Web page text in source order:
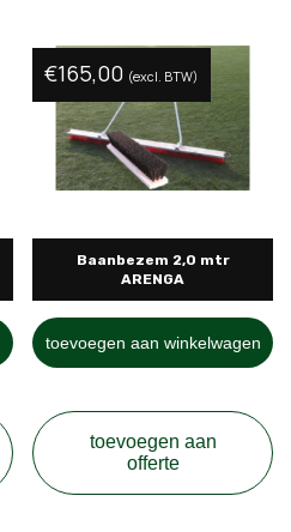
Baanbezem 2,0 mtr
ARENGA
€165,00 (excl. BTW)
toevoegen aan winkelwagen
toevoegen aan
offerte